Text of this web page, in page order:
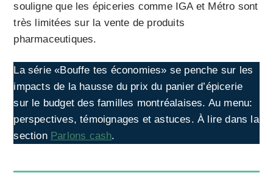
souligne que les épiceries comme IGA et Métro sont
très limitées sur la vente de produits
pharmaceutiques.
La série «Bouffe tes économies» se penche sur les
impacts de la hausse du prix du panier d’épicerie
sur le budget des familles montréalaises. Au menu:
perspectives, témoignages et astuces. À lire dans la
section Parlons cash.